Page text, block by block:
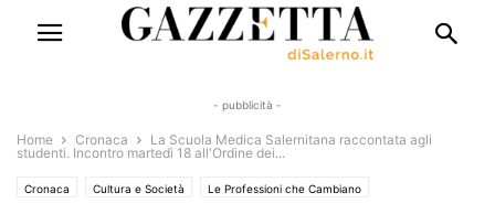
- pubblicità -
Home Cronaca
La Scuola Medica Salernitana raccontata agli
studenti. Incontro martedì 18 all'Ordine dei...
Cronaca Cultura e Società Le Professioni che Cambiano